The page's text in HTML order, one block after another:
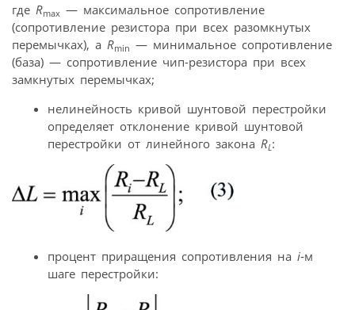
где Rmax — максимальное сопротивление
(сопротивление резистора при всех разомкнутых
перемычках), а Rmin — минимальное сопротивление
(база) — сопротивление чип-резистора при всех
замкнутых перемычках;
нелинейность кривой шунтовой перестройки
определяет отклонение кривой шунтовой
перестройки от линейного закона RL :
процент приращения сопротивления на i‑м
шаге перестройки: